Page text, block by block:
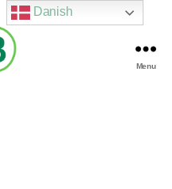
Menu
Danish